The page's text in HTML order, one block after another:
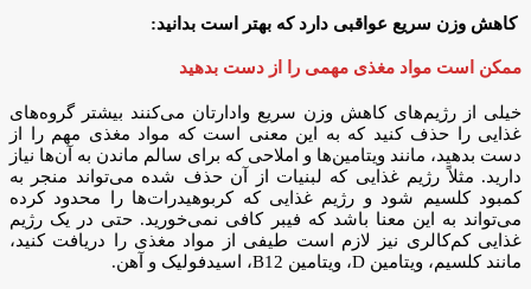
کاهش وزن سریع عواقبی دارد که بهتر است بدانید:
ممکن است مواد مغذی مهمی را از دست بدهید
خیلی از رژیم‌های کاهش وزن سریع وادارتان می‌کنند بیشتر گروه‌های
غذایی را حذف کنید که به این معنی است که مواد مغذی مهم را از
دست بدهید، مانند ویتامین‌ها و املاحی که برای سالم ماندن به آن‌ها نیاز
دارید. مثلاً رژیم غذایی که لبنیات از آن حذف شده می‌تواند منجر به
کمبود کلسیم شود و رژیم غذایی که کربوهیدرات‌ها را محدود کرده
می‌تواند به این معنا باشد که فیبر کافی نمی‌خورید. حتی در یک رژیم
غذایی کم‌کالری نیز لازم است طیفی از مواد مغذی را دریافت کنید،
مانند کلسیم، ویتامین D، ویتامین B12، اسیدفولیک و آهن.